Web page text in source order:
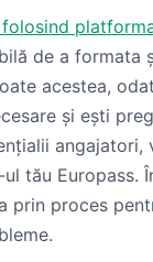
de a formata
acestea,
și ești
angajatori,
tău Europass.
prin proces